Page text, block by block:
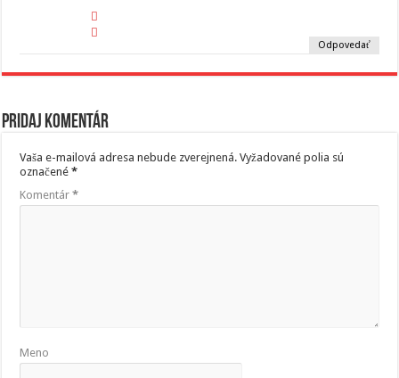
Odpovedať
Pridaj komentár
Vaša e-mailová adresa nebude zverejnená. Vyžadované polia sú
označené*
Komentár*
Meno